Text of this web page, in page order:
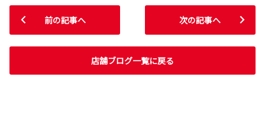
前の記事へ
店舗ブログ一覧に戻る
次の記事へ